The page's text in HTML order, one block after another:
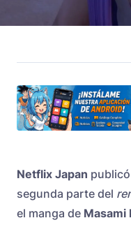
Netflix Japan
segunda parte del
el manga de Masami